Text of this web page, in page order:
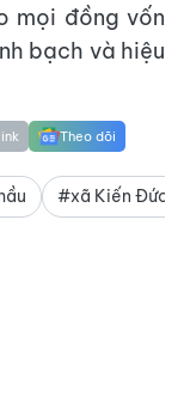
mọi đồng vốn
bạch và hiệu
Theo dõi
#xã Kiến Đức